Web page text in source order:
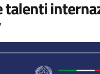
talenti